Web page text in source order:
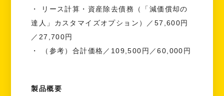
・ リース計算・資産除去債務（「減価償却の
達人」カスタマイズオプション）／57,600円
／27,700円
・ （参考）合計価格／109,500円／60,000円
製品概要